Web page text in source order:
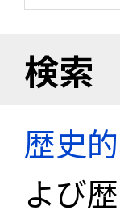
検索
歴史
よび